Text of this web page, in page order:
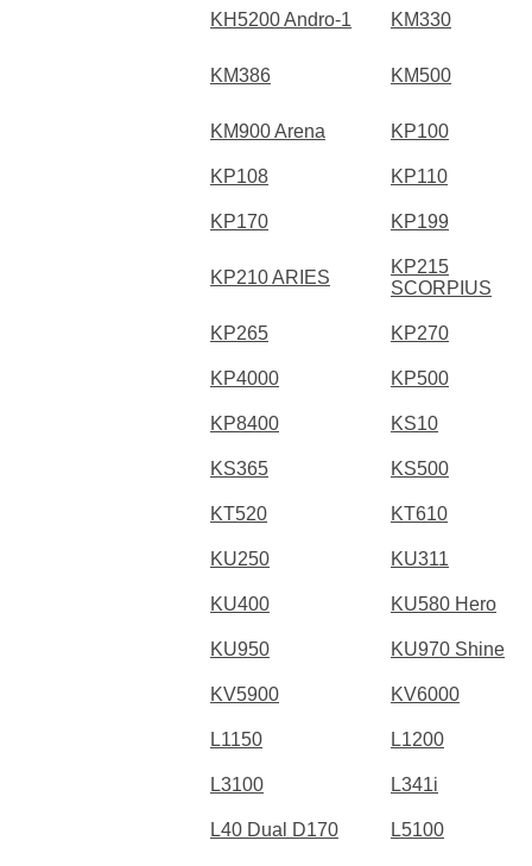
KH5200 Andro-1 KM330
KM386 KM500
KM900 Arena KP100
KP108 KP110
KP170 KP199
KP210 ARIES
KP215
SCORPIUS
KP265 KP270
KP4000 KP500
KP8400 KS10
KS365 KS500
KT520 KT610
KU250 KU311
KU400 KU580 Hero
KU950 KU970 Shine
KV5900 KV6000
L1150 L1200
L3100 L341i
L40 Dual D170 L5100